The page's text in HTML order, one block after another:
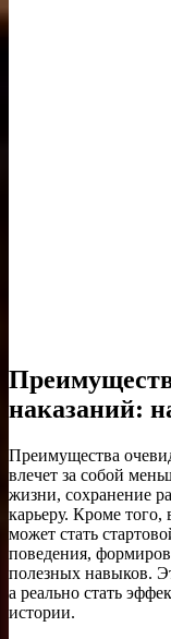
наказаний:
Преимущества
влечет за собой
жизни, сохранение
карьеру. Кроме
может стать
поведения,
полезных навыков.
а реально стать
истории.